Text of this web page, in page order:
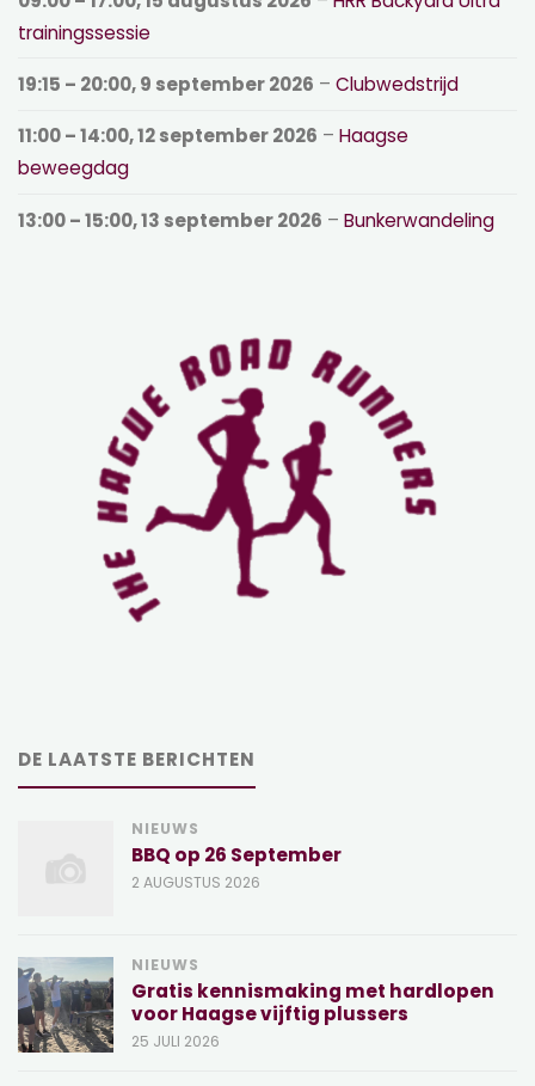
trainingssessie
19:15 – 20:00,9 september 2026 –Clubwedstrijd
11:00– 14:00,12 september 2026 –Haagse
beweegdag
13:00– 15:00,13 september 2026 –Bunkerwandeling
DE LAATSTE BERICHTEN
NIEUWS
BBQ op 26 September
2 AUGUSTUS 2026
NIEUWS
Gratis kennismaking met hardlopen
voor Haagse vijftig plussers
25 JULI 2026